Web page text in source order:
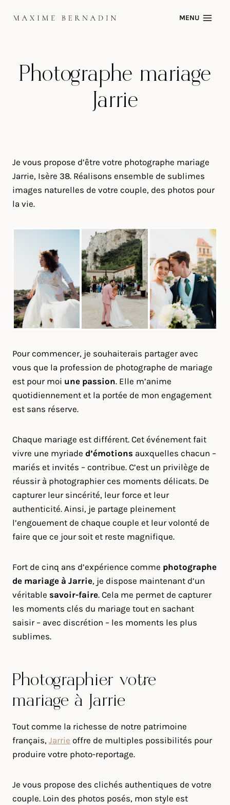
MENU
Photographe mariage
Jarrie
Je vous propose d’être votre photographe mariage
Jarrie, Isère 38. Réalisons ensemble de sublimes
images naturelles de votre couple, des photos pour
la vie.
Pour commencer, je souhaiterais partager avec
vous que la profession de photographe de mariage
est pour moi une passion. Elle m’anime
quotidiennement et la portée de mon engagement
est sans réserve.
Chaque mariage est différent. Cet événement fait
vivre une myriade d’émotions auxquelles chacun –
mariés et invités – contribue. C’est un privilège de
réussir à photographier ces moments délicats. De
capturer leur sincérité, leur force et leur
authenticité. Ainsi, je partage pleinement
l’engouement de chaque couple et leur volonté de
faire que ce jour soit et reste magnifique.
Fort de cinq ans d’expérience comme photographe
de mariage à Jarrie, je dispose maintenant d’un
véritable savoir-faire. Cela me permet de capturer
les moments clés du mariage tout en sachant
saisir – avec discrétion – les moments les plus
sublimes.
Photographier votre
mariage à Jarrie
Tout comme la richesse de notre patrimoine
français, Jarrie offre de multiples possibilités pour
produire votre photo-reportage.
Je vous propose des clichés authentiques de votre
couple. Loin des photos posés, mon style est